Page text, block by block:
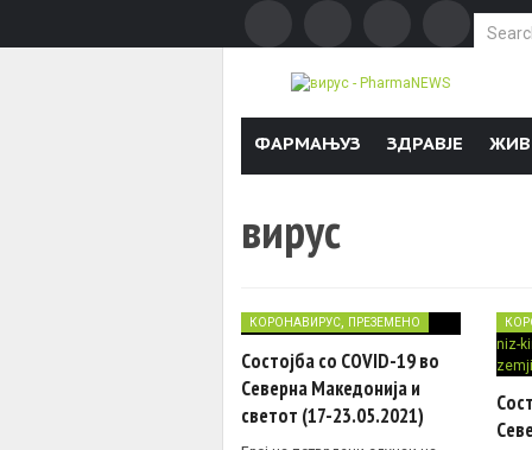
Search
ФАРМАЊУЗ ЗДРАВЈЕ
вирус
КОРОНАВИРУС, ПРЕЗЕМЕНО
Состојба со COVID-19 во
Северна Македонија и
светот (17-23.05.2021)